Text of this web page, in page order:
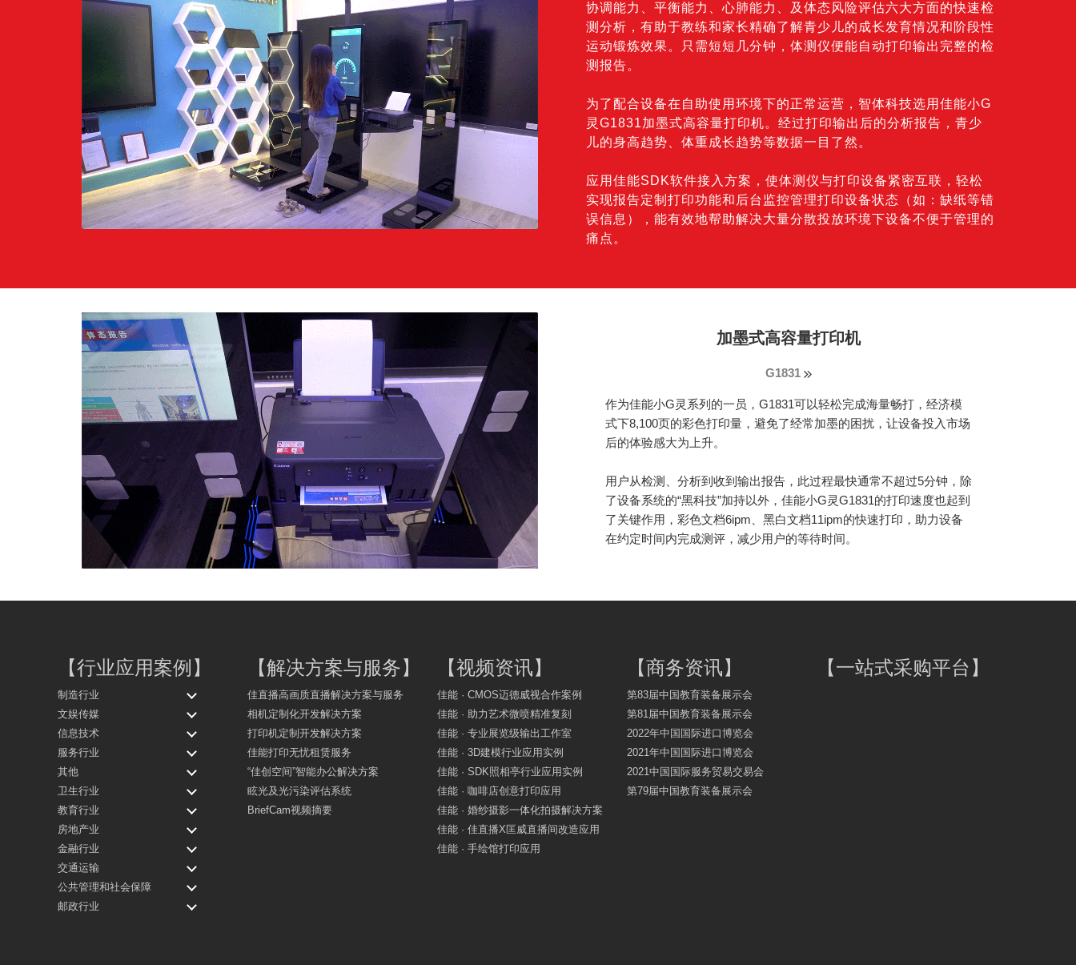
协调能力、平衡能力、心肺能力、及体态风险评估六大方面的快速检
测分析，有助于教练和家长精确了解青少儿的成长发育情况和阶段性
运动锻炼效果。只需短短几分钟，体测仪便能自动打印输出完整的检
测报告。
为了配合设备在自助使用环境下的正常运营，智体科技选用佳能小G
灵G1831加墨式高容量打印机。经过打印输出后的分析报告，青少
儿的身高趋势、体重成长趋势等数据一目了然。
应用佳能SDK软件接入方案，使体测仪与打印设备紧密互联，轻松
实现报告定制打印功能和后台监控管理打印设备状态（如：缺纸等错
误信息），能有效地帮助解决大量分散投放环境下设备不便于管理的
痛点。
加墨式高容量打印机
G1831
作为佳能小G灵系列的一员，G1831可以轻松完成海量畅打，经济模
式下8,100页的彩色打印量，避免了经常加墨的困扰，让设备投入市场
后的体验感大为上升。
用户从检测、分析到收到输出报告，此过程最快通常不超过5分钟，除
了设备系统的“黑科技”加持以外，佳能小G灵G1831的打印速度也起到
了关键作用，彩色文档6ipm、黑白文档11ipm的快速打印，助力设备
在约定时间内完成测评，减少用户的等待时间。
【行业应用案例】
制造行业
文娱传媒
信息技术
服务行业
其他
卫生行业
教育行业
房地产业
金融行业
交通运输
公共管理和社会保障
邮政行业
【解决方案与服务】
佳直播高画质直播解决方案与服务
相机定制化开发解决方案
打印机定制开发解决方案
佳能打印无忧租赁服务
“佳创空间”智能办公解决方案
眩光及光污染评估系统
BriefCam视频摘要
【视频资讯】
佳能 · CMOS迈德威视合作案例
佳能 · 助力艺术微喷精准复刻
佳能 · 专业展览级输出工作室
佳能 · 3D建模行业应用实例
佳能 · SDK照相亭行业应用实例
佳能 · 咖啡店创意打印应用
佳能 · 婚纱摄影一体化拍摄解决方案
佳能 · 佳直播X匡威直播间改造应用
佳能 · 手绘馆打印应用
【商务资讯】
第83届中国教育装备展示会
第81届中国教育装备展示会
2022年中国国际进口博览会
2021年中国国际进口博览会
2021中国国际服务贸易交易会
第79届中国教育装备展示会
【一站式采购平台】